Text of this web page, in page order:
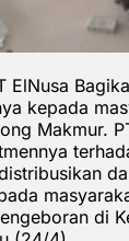
ElNusa
kepada
Makmur.
di